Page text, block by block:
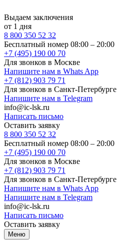
Выдаем заключения
от 1 дня
8 800 350 52 32
Бесплатный номер 08:00 – 20:00
+7 (495) 190 00 70
Для звонков в Москве
Напишите нам в Whats App
+7 (812) 903 79 71
Для звонков в Санкт-Петербурге
Напишите нам в Telegram
info@ic-lsk.ru
Написать письмо
Оставить заявку
8 800 350 52 32
Бесплатный номер 08:00 – 20:00
+7 (495) 190 00 70
Для звонков в Москве
+7 (812) 903 79 71
Для звонков в Санкт-Петербурге
Напишите нам в Whats App
Напишите нам в Telegram
info@ic-lsk.ru
Написать письмо
Оставить заявку
Меню